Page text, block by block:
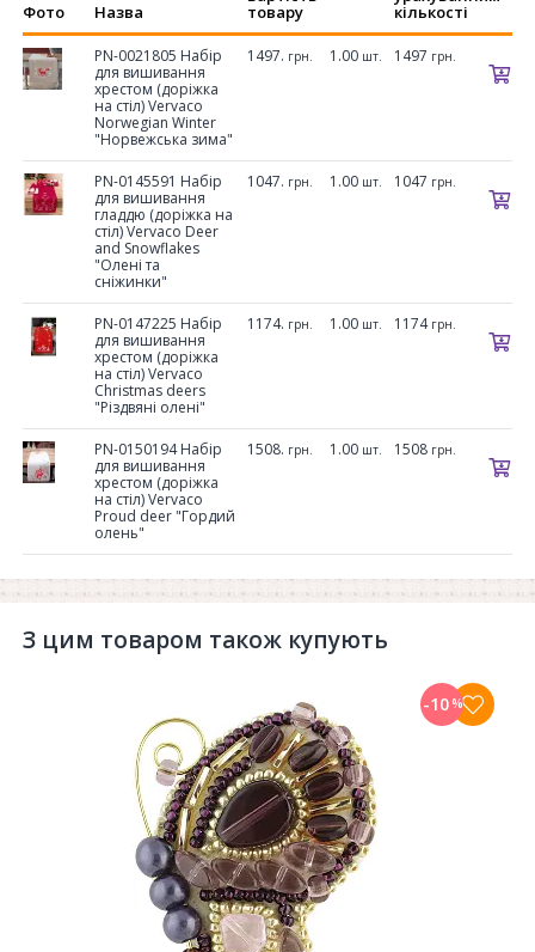
Фото Назва товару кількості
PN-0021805 Набір
для вишивання
хрестом (доріжка
на стіл) Vervaco
Norwegian Winter
"Норвежська зима"
1497. грн. 1.00 шт. 1497 грн.
PN-0145591 Набір
для вишивання
гладдю (доріжка на
стіл) Vervaco Deer
and Snowflakes
"Олені та
сніжинки"
1047. грн. 1.00 шт. 1047 грн.
PN-0147225 Набір
для вишивання
хрестом (доріжка
на стіл) Vervaco
Christmas deers
"Різдвяні олені"
1174. грн. 1.00 шт. 1174 грн.
PN-0150194 Набір
для вишивання
хрестом (доріжка
на стіл) Vervaco
Proud deer "Гордий
олень"
1508. грн. 1.00 шт. 1508 грн.
З цим товаром також купують
-10%